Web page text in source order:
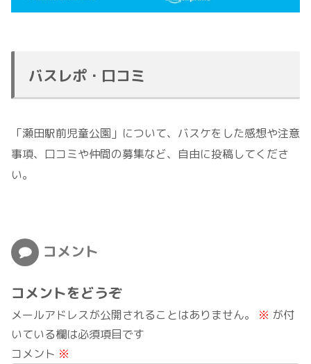
バスレポ・口コミ
「瀬田駅前児童公園」について、バスケをした感想や注意
事項、口コミや仲間の募集など、自由に投稿してくださ
い。
コメント
コメントをどうぞ
メールアドレスが公開されることはありません。 ※ が付
いている欄は必須項目です
コメント ※